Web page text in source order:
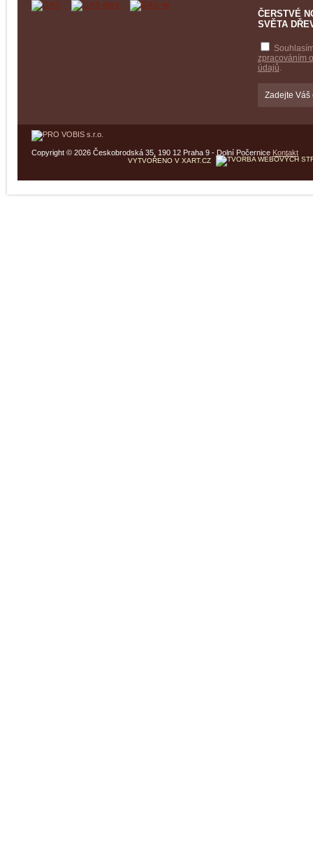
ČERSTVÉ
SVĚTA
zpracováním
údajů
Copyright © 2026 Českobrodská 35, 190 12 Praha 9 - Dolní Počernice Kontakt
VYTVOŘENO V XART.CZ